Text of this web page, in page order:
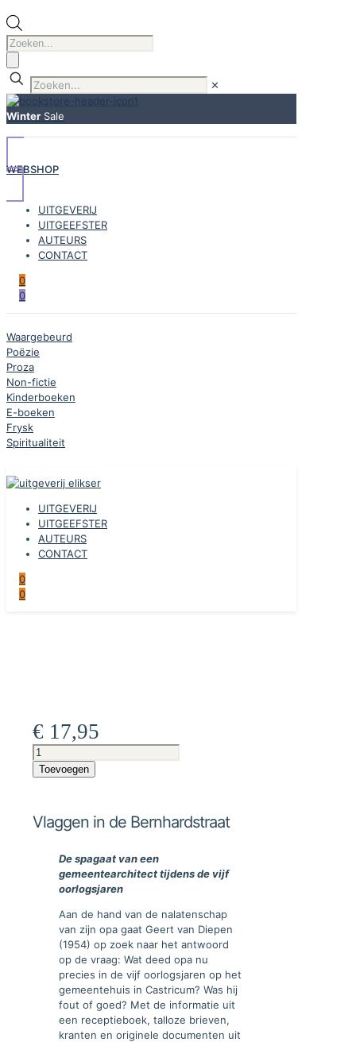
Producten
zoeken
✕
Winter Sale
WEBSHOP
UITGEVERIJ
UITGEEFSTER
AUTEURS
CONTACT
0
0
Waargebeurd
Poëzie
Proza
Non-fictie
Kinderboeken
E-boeken
Frysk
Spiritualiteit
UITGEVERIJ
UITGEEFSTER
AUTEURS
CONTACT
0
0
€ 17,95
Vlaggen
in
de
Toevoegen
Vlaggen in de Bernhardstraat
De spagaat van een
gemeentearchitect tijdens de vijf
oorlogsjaren
Aan de hand van de nalatenschap
van zijn opa gaat Geert van Diepen
(1954) op zoek naar het antwoord
op de vraag: Wat deed opa nu
precies in de vijf oorlogsjaren op het
gemeentehuis in Castricum? Was hij
fout of goed? Met de informatie uit
een receptieboek, talloze brieven,
kranten en originele documenten uit